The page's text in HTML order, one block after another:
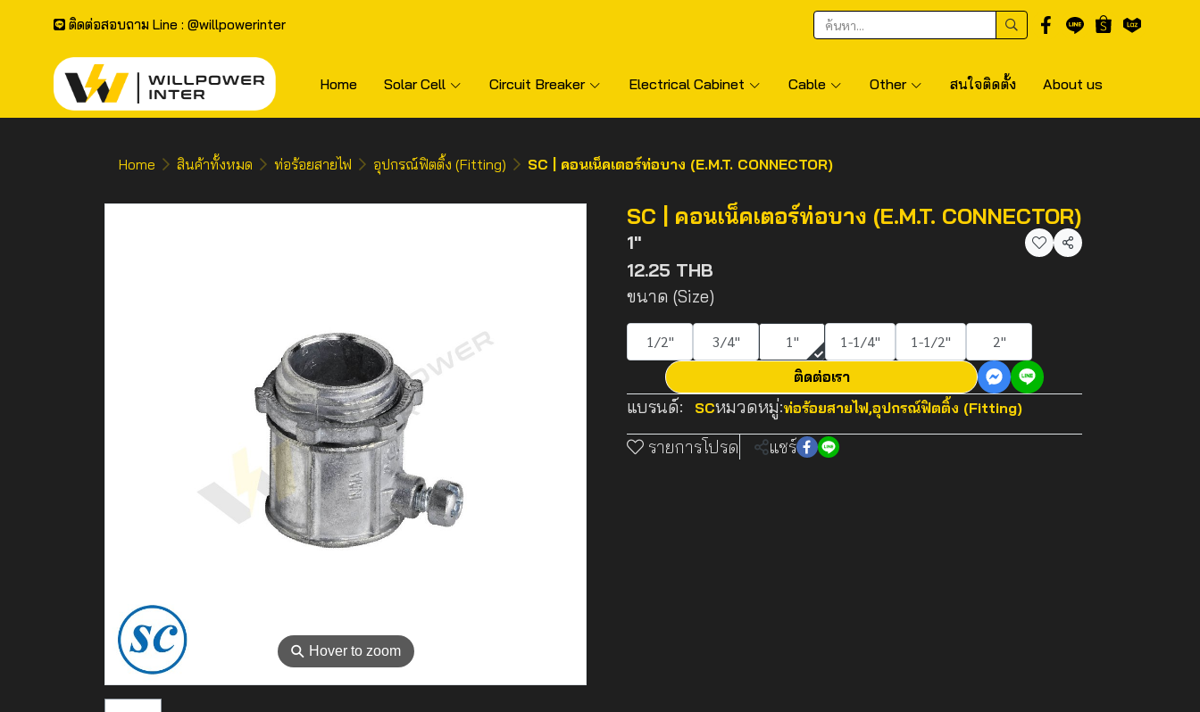
ติดต่อสอบถาม Line : @willpowerinter
Home Solar Cell Circuit Breaker Electrical Cabinet Cable Other สนใจติดตั้ง About us
Home สินค้าทั้งหมด ท่อร้อยสายไฟ อุปกรณ์ฟิตติ้ง (Fitting) SC | คอนเน็คเตอร์ท่อบาง (E.M.T. CONNECTOR)
⚲ Hover to zoom
SC | คอนเน็คเตอร์ท่อบาง (E.M.T. CONNECTOR)
1" แชร์
12.25 THB
ขนาด (Size)
1/2" 3/4" 1" 1-1/4" 1-1/2" 2"
ติดต่อเรา
แบรนด์: SCหมวดหมู่:ท่อร้อยสายไฟ,อุปกรณ์ฟิตติ้ง (Fitting)
รายการโปรด แชร์